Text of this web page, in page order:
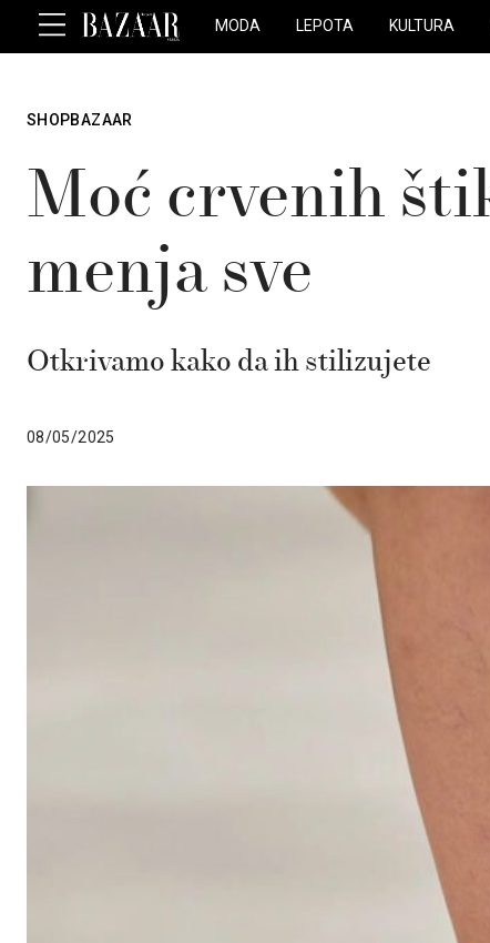
MODA LEPOTA KULTURA
SHOPBAZAAR
Moć crvenih
menja sve
Otkrivamo kako da ih stilizujete
08/05/2025